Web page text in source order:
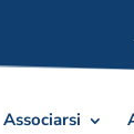
Associarsi